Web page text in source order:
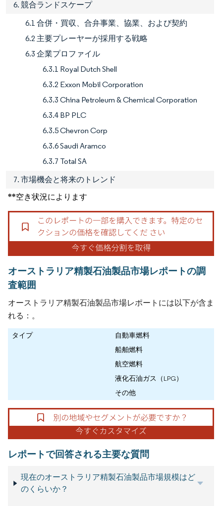
6. 競合ランドスケープ
6.1 合併・買収、合弁事業、協業、および契約
6.2 主要プレーヤーが採用する戦略
6.3 企業プロファイル
6.3.1 Royal Dutch Shell
6.3.2 Exxon Mobil Corporation
6.3.3 China Petroleum & Chemical Corporation
6.3.4 BP PLC
6.3.5 Chevron Corp
6.3.6 Saudi Aramco
6.3.7 Total SA
7. 市場機会と将来のトレンド
**空き状況によります
オーストラリア精製石油製品市場レポートの調
査範囲
オーストラリア精製石油製品市場レポートには以下が含ま
れる：。
タイプ
自動車燃料
船舶燃料
航空燃料
液化石油ガス（LPG）
その他
レポートで回答される主要な質問
現在のオーストラリア精製石油製品市場規模はど
のくらいか？